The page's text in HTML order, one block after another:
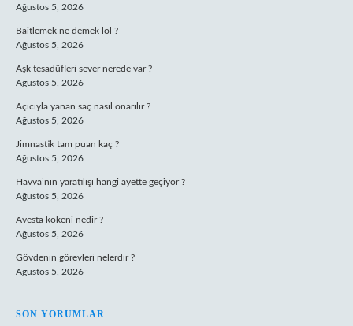
Ağustos 5, 2026
Baitlemek ne demek lol ?
Ağustos 5, 2026
Aşk tesadüfleri sever nerede var ?
Ağustos 5, 2026
Açıcıyla yanan saç nasıl onarılır ?
Ağustos 5, 2026
Jimnastik tam puan kaç ?
Ağustos 5, 2026
Havva’nın yaratılışı hangi ayette geçiyor ?
Ağustos 5, 2026
Avesta kokeni nedir ?
Ağustos 5, 2026
Gövdenin görevleri nelerdir ?
Ağustos 5, 2026
SON YORUMLAR